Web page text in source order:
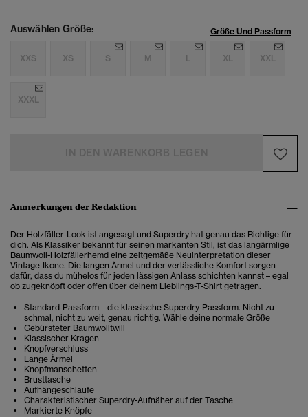
Auswählen Größe: Größe Und Passform
XXS XS S M L XL XXL
XXXL
Anmerkungen der Redaktion
Der Holzfäller-Look ist angesagt und Superdry hat genau das Richtige für
dich. Als Klassiker bekannt für seinen markanten Stil, ist das langärmlige
Baumwoll-Holzfällerhemd eine zeitgemäße Neuinterpretation dieser
Vintage-Ikone. Die langen Ärmel und der verlässliche Komfort sorgen
dafür, dass du mühelos für jeden lässigen Anlass schichten kannst – egal
ob zugeknöpft oder offen über deinem Lieblings-T-Shirt getragen.
Standard-Passform – die klassische Superdry-Passform. Nicht zu
schmal, nicht zu weit, genau richtig. Wähle deine normale Größe
Gebürsteter Baumwolltwill
Klassischer Kragen
Knopfverschluss
Lange Ärmel
Knopfmanschetten
Brusttasche
Aufhängeschlaufe
Charakteristischer Superdry-Aufnäher auf der Tasche
Markierte Knöpfe